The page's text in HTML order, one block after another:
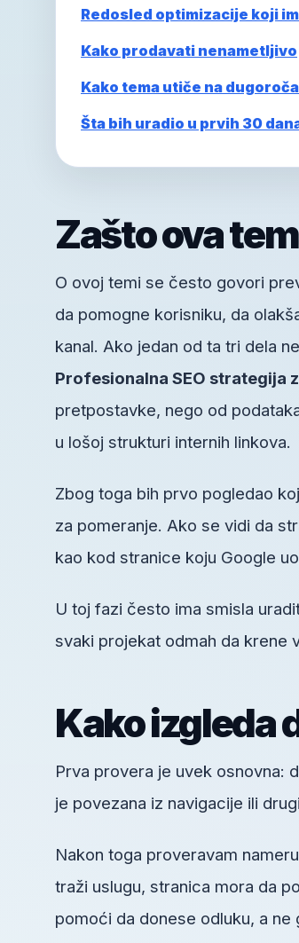
Redosled optimizacije koji
Kako prodavati nenametljivo
Kako tema utiče na
Šta bih uradio u prvih 30
Zašto ova
O ovoj temi se često govori
da pomogne korisniku, da
kanal. Ako jedan od ta tri dela
Profesionalna SEO strategija
pretpostavke, nego od
u lošoj strukturi internih linkova.
Zbog toga bih prvo pogledao
za pomeranje. Ako se vidi da
kao kod stranice koju Google
U toj fazi često ima smisla
svaki projekat odmah da krene
Kako izgleda
Prva provera je uvek osnovna:
je povezana iz navigacije ili
Nakon toga proveravam
traži uslugu, stranica mora da
pomoći da donese odluku, a ne